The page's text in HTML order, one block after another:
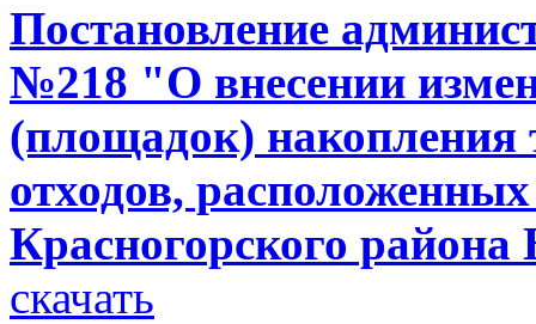
Постановление
№218 "О внесении
(площадок)
отходов,
Красногорского
скачать